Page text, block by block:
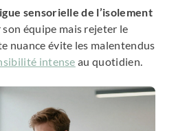
sensorielle de l’isolement
équipe mais rejeter le
nuance évite les malentendus
intense au quotidien.